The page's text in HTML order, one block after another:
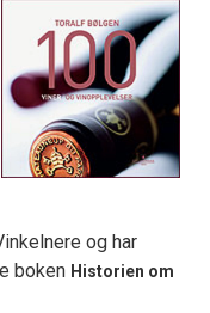
og har
boken Historien om